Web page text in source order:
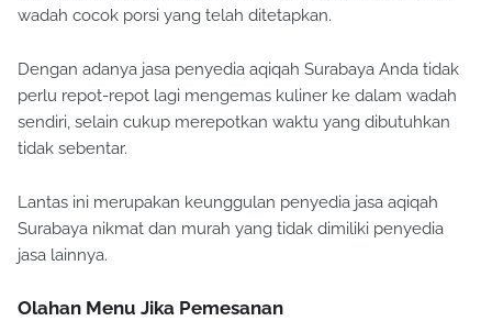
wadah cocok porsi yang telah ditetapkan.
Dengan adanya jasa penyedia aqiqah Surabaya Anda tidak
perlu repot-repot lagi mengemas kuliner ke dalam wadah
sendiri, selain cukup merepotkan waktu yang dibutuhkan
tidak sebentar.
Lantas ini merupakan keunggulan penyedia jasa aqiqah
Surabaya nikmat dan murah yang tidak dimiliki penyedia
jasa lainnya.
Olahan Menu Jika Pemesanan